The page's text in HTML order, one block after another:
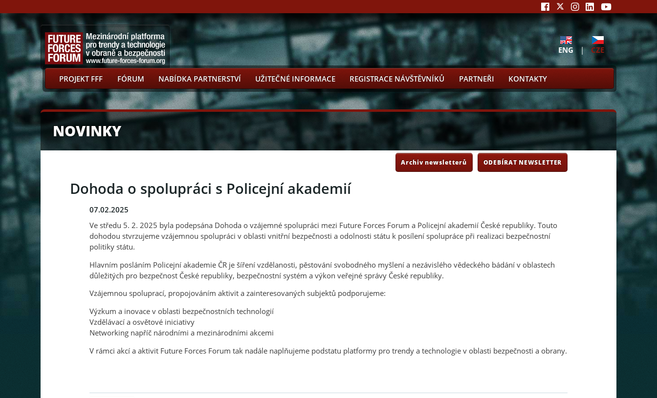
ENG | CZE
PROJEKT FFF FÓRUM NABÍDKA PARTNERSTVÍ UŽITEČNÉ INFORMACE REGISTRACE NÁVŠTĚVNÍKŮ PARTNEŘI KONTAKTY
NOVINKY
ODEBÍRAT NEWSLETTER
Archiv newsletterů
Dohoda o spolupráci s Policejní akademií
07.02.2025
Ve středu 5. 2. 2025 byla podepsána Dohoda o vzájemné spolupráci mezi Future Forces Forum a Policejní akademií České republiky. Touto
dohodou stvrzujeme vzájemnou spolupráci v oblasti vnitřní bezpečnosti a odolnosti státu k posílení spolupráce při realizaci bezpečnostní
politiky státu.
Hlavním posláním Policejní akademie ČR je šíření vzdělanosti, pěstování svobodného myšlení a nezávislého vědeckého bádání v oblastech
důležitých pro bezpečnost České republiky, bezpečnostní systém a výkon veřejné správy České republiky.
Vzájemnou spoluprací, propojováním aktivit a zainteresovaných subjektů podporujeme:
Výzkum a inovace v oblasti bezpečnostních technologií
Vzdělávací a osvětové iniciativy
Networking napříč národními a mezinárodními akcemi
V rámci akcí a aktivit Future Forces Forum tak nadále naplňujeme podstatu platformy pro trendy a technologie v oblasti bezpečnosti a obrany.